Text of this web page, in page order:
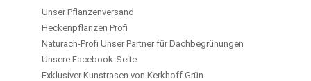
Unser Pflanzenversand
Heckenpflanzen Profi
Naturach-Profi Unser Partner für Dachbegrünungen
Unsere Facebook-Seite
Exklusiver Kunstrasen von Kerkhoff Grün